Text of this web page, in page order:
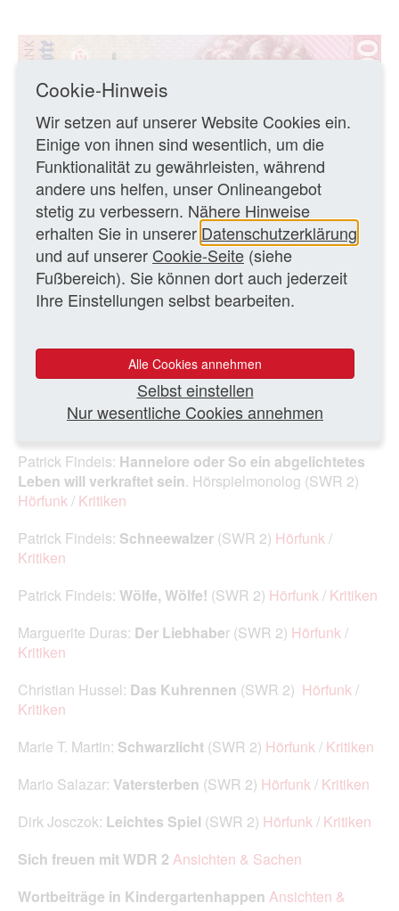
Einstiger 500-D-Mark-Schein (Vorderseite) mit einem
Porträt von Sibylla Maria Merian
Foto: MK-Archiv
WEITERE TEXTE
Patrick Findeis: Kein schöner Land(SWR 2)
Patrick Findeis: Hannelore oder So ein abgelichtetes
Leben will verkraftet sein. Hörspielmonolog (SWR 2)
Hörfunk/ Kritiken
Patrick Findeis: Schneewalzer (SWR 2) Hörfunk/
Kritiken
Patrick Findeis: Wölfe, Wölfe! (SWR 2) Hörfunk/ Kritiken
Marguerite Duras: Der Liebhaber (SWR 2) Hörfunk/
Kritiken
Christian Hussel: Das Kuhrennen (SWR 2) Hörfunk/
Kritiken
Marie T. Martin: Schwarzlicht (SWR 2) Hörfunk/ Kritiken
Mario Salazar: Vatersterben (SWR 2) Hörfunk/ Kritiken
Dirk Josczok: Leichtes Spiel (SWR 2) Hörfunk/ Kritiken
Sich freuen mit WDR 2 Ansichten & Sachen
Wortbeiträge in Kindergartenhappen Ansichten &
Cookie-Hinweis
Wir setzen auf unserer Website Cookies ein.
Einige von ihnen sind wesentlich, um die
Funktionalität zu gewährleisten, während
andere uns helfen, unser Onlineangebot
stetig zu verbessern. Nähere Hinweise
erhalten Sie in unserer Datenschutzerklärung
und auf unserer Cookie-Seite (siehe
Fußbereich). Sie können dort auch jederzeit
Ihre Einstellungen selbst bearbeiten.
Alle Cookies annehmen
Selbst einstellen
Nur wesentliche Cookies annehmen